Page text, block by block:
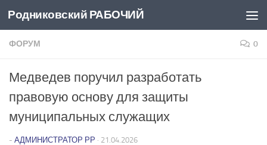
Перейти к содержимому
Родниковский РАБОЧИЙ
ФОРУМ 0
Медведев поручил разработать
правовую основу для защиты
муниципальных служащих
- АДМИНИСТРАТОР РР · 21.04.2026